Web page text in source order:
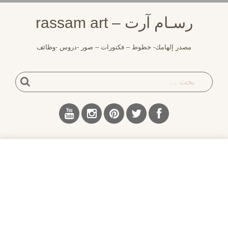
رسـام آرت – rassam art
مصدر إلهامك- خطوط – فكتورات – صور -دروس -وظائف